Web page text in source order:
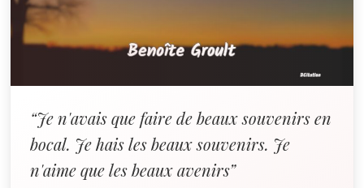
“Je n'avais que faire de beaux souvenirs en
bocal. Je hais les beaux souvenirs. Je
n'aime que les beaux avenirs”